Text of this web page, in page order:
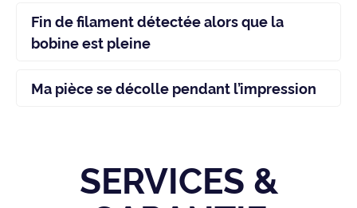
Fin de filament détectée alors que la
bobine est pleine
Ma pièce se décolle pendant l’impression
SERVICES &